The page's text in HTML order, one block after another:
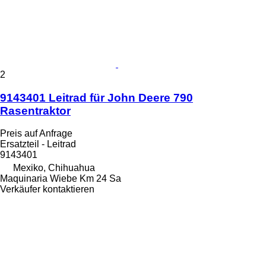
2
9143401 Leitrad für John Deere 790
Rasentraktor
Preis auf Anfrage
Ersatzteil - Leitrad
9143401
Mexiko, Chihuahua
Maquinaria Wiebe Km 24 Sa
Verkäufer kontaktieren